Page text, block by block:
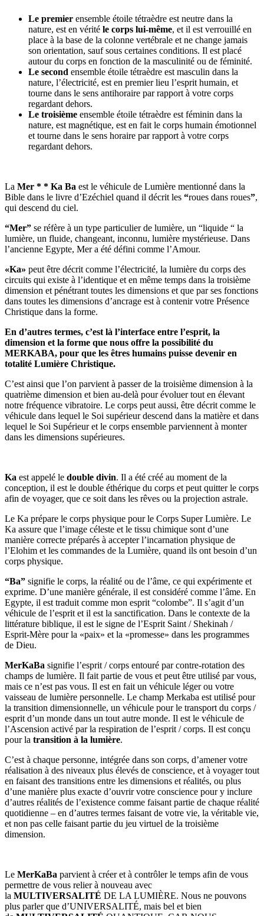
Le premier ensemble étoile tétraèdre est neutre dans la
nature, est en vérité le corps lui-même, et il est verrouillé en
place à la base de la colonne vertébrale et ne change jamais
son orientation, sauf sous certaines conditions. Il est placé
autour du corps en fonction de la masculinité ou de féminité.
Le second ensemble étoile tétraèdre est masculin dans la
nature, l’électricité, est en premier lieu l’esprit humain, et
tourne dans le sens antihoraire par rapport à votre corps
regardant dehors.
Le troisième ensemble étoile tétraèdre est féminin dans la
nature, est magnétique, est en fait le corps humain émotionnel
et tourne dans le sens horaire par rapport à votre corps
regardant dehors.
La Mer * * Ka Ba est le véhicule de Lumière mentionné dans la
Bible dans le livre d’Ezéchiel quand il décrit les “roues dans roues”,
qui descend du ciel.
“Mer” se réfère à un type particulier de lumière, un “liquide “ la
lumière, un fluide, changeant, inconnu, lumière mystérieuse. Dans
l’ancienne Egypte, Mer a été défini comme l’Amour.
«Ka» peut être décrit comme l’électricité, la lumière du corps des
circuits qui existe à l’identique et en même temps dans la troisième
dimension et pénétrant toutes les dimensions et que par ses fonctions
dans toutes les dimensions d’ancrage est à contenir votre Présence
Christique dans la forme.
En d’autres termes, c’est là l’interface entre l’esprit, la
dimension et la forme que nous offre la possibilité du
MERKABA, pour que les êtres humains puisse devenir en
totalité Lumière Christique.
C’est ainsi que l’on parvient à passer de la troisième dimension à la
quatrième dimension et bien au-delà pour évoluer tout en élevant
notre fréquence vibratoire. Le corps peut aussi, être décrit comme le
véhicule dans lequel le Soi supérieur descend dans la matière et dans
lequel le Soi Supérieur et le corps ensemble parviennent à monter
dans les dimensions supérieures.
Ka est appelé le double divin. Il a été créé au moment de la
conception, il est le double éthérique du corps et peut quitter le corps
afin de voyager, que ce soit dans les rêves ou la projection astrale.
Le Ka prépare le corps physique pour le Corps Super Lumière. Le
Ka assure que l’image céleste et le tissu chimique sont d’une
manière correcte préparés à accepter l’incarnation physique de
l’Elohim et les commandes de la Lumière, quand ils ont besoin d’un
corps physique.
“Ba” signifie le corps, la réalité ou de l’âme, ce qui expérimente et
exprime. D’une manière générale, il est considéré comme l’âme. En
Egypte, il est traduit comme mon esprit “colombe”. Il s’agit d’un
véhicule de l’esprit et il est la sanctification. Dans le contexte de la
littérature biblique, il est le signe de l’Esprit Saint / Shekinah /
Esprit-Mère pour la «paix» et la «promesse» dans les programmes
de Dieu.
MerKaBa signifie l’esprit / corps entouré par contre-rotation des
champs de lumière. Il fait partie de vous et peut être utilisé par vous,
mais ce n’est pas vous. Il est en fait un véhicule léger ou votre
vaisseau de lumière personnelle. Le champ Merkaba est utilisé pour
la transition dimensionnelle, un véhicule pour le transport du corps /
esprit d’un monde dans un tout autre monde. Il est le véhicule de
l’Ascension activé par la respiration de l’esprit / corps. Il est conçu
pour la transition à la lumière.
C’est à chaque personne, intégrée dans son corps, d’amener votre
réalisation à des niveaux plus élevés de conscience, et à voyager tout
en faisant des transitions entre les dimensions et réalités, ou plus
d’une manière plus exacte d’ouvrir votre conscience pour y inclure
d’autres réalités de l’existence comme faisant partie de chaque réalité
quotidienne – en d’autres termes faisant de votre vie, la véritable vie,
et non pas celle faisant partie du jeu virtuel de la troisième
dimension.
Le MerKaBa parvient à créer et à contrôler le temps afin de vous
permettre de vous relier à nouveau avec
la MULTIVERSALITÉ DE LA LUMIÈRE. Nous ne pouvons
plus parler que d’UNIVERSALITÉ, mais bel et bien